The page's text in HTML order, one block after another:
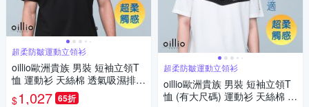
超柔防皺運動立領衫
oillio歐洲貴族 男裝 短袖立領T
恤 運動衫 天絲棉 透氣吸濕排汗
彈力防皺 黑色 法國品牌
$1,027 65折
超柔防皺運動立領衫
oillio歐洲貴族 男裝 短袖立領T
恤 (有大尺碼) 運動衫 天絲棉 透